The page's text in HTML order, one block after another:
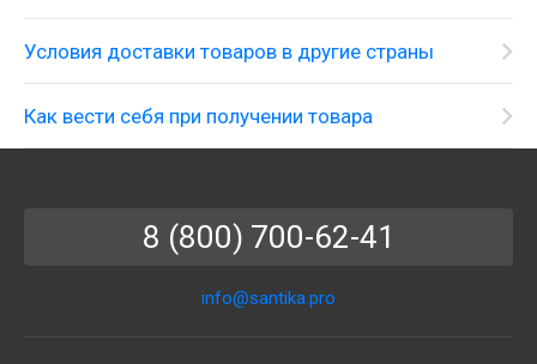
Условия доставки товаров в другие страны
Как вести себя при получении товара
8 (800) 700-62-41
info@santika.pro